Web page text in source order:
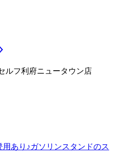
ルフ利府ニュータウン店
あり♪ガソリンスタンドのス